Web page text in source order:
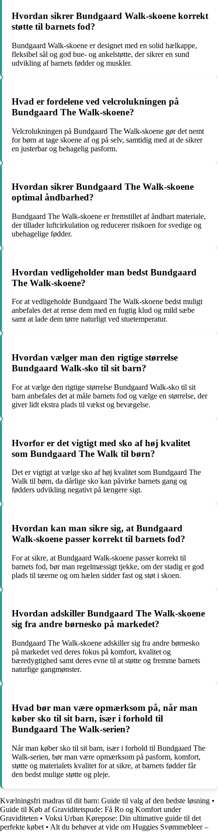
Hvordan sikrer Bundgaard Walk-skoene korrekt
støtte til barnets fod?
Bundgaard Walk-skoene er designet med en solid hælkappe,
fleksibel sål og god bue- og ankelstøtte, der sikrer en sund
udvikling af barnets fødder og muskler.
Hvad er fordelene ved velcrolukningen på
Bundgaard The Walk-skoene?
Velcrolukningen på Bundgaard The Walk-skoene gør det nemt
for børn at tage skoene af og på selv, samtidig med at de sikrer
en justerbar og behagelig pasform.
Hvordan sikrer Bundgaard The Walk-skoene
optimal åndbarhed?
Bundgaard The Walk-skoene er fremstillet af åndbart materiale,
der tillader luftcirkulation og reducerer risikoen for svedige og
ubehagelige fødder.
Hvordan vedligeholder man bedst Bundgaard
The Walk-skoene?
For at vedligeholde Bundgaard The Walk-skoene bedst muligt
anbefales det at rense dem med en fugtig klud og mild sæbe
samt at lade dem tørre naturligt ved stuetemperatur.
Hvordan vælger man den rigtige størrelse
Bundgaard Walk-sko til sit barn?
For at vælge den rigtige størrelse Bundgaard Walk-sko til sit
barn anbefales det at måle barnets fod og vælge en størrelse, der
giver lidt ekstra plads til vækst og bevægelse.
Hvorfor er det vigtigt med sko af høj kvalitet
som Bundgaard The Walk til børn?
Det er vigtigt at vælge sko af høj kvalitet som Bundgaard The
Walk til børn, da dårlige sko kan påvirke barnets gang og
fødders udvikling negativt på længere sigt.
Hvordan kan man sikre sig, at Bundgaard
Walk-skoene passer korrekt til barnets fod?
For at sikre, at Bundgaard Walk-skoene passer korrekt til
barnets fod, bør man regelmæssigt tjekke, om der stadig er god
plads til tæerne og om hælen sidder fast og støt i skoen.
Hvordan adskiller Bundgaard The Walk-skoene
sig fra andre børnesko på markedet?
Bundgaard The Walk-skoene adskiller sig fra andre børnesko
på markedet ved deres fokus på komfort, kvalitet og
bæredygtighed samt deres evne til at støtte og fremme barnets
naturlige gangmønster.
Hvad bør man være opmærksom på, når man
køber sko til sit barn, især i forhold til
Bundgaard The Walk-serien?
Når man køber sko til sit barn, især i forhold til Bundgaard The
Walk-serien, bør man være opmærksom på pasform, komfort,
støtte og materialets kvalitet for at sikre, at barnets fødder får
den bedst mulige støtte og pleje.
Kvælningsfri madras til dit barn: Guide til valg af den bedste løsning •
Guide til Køb af Graviditetspude: Få Ro og Komfort under
Graviditeten • Voksi Urban Kørepose: Din ultimative guide til det
perfekte købet • Alt du behøver at vide om Huggies Svømmebleer –